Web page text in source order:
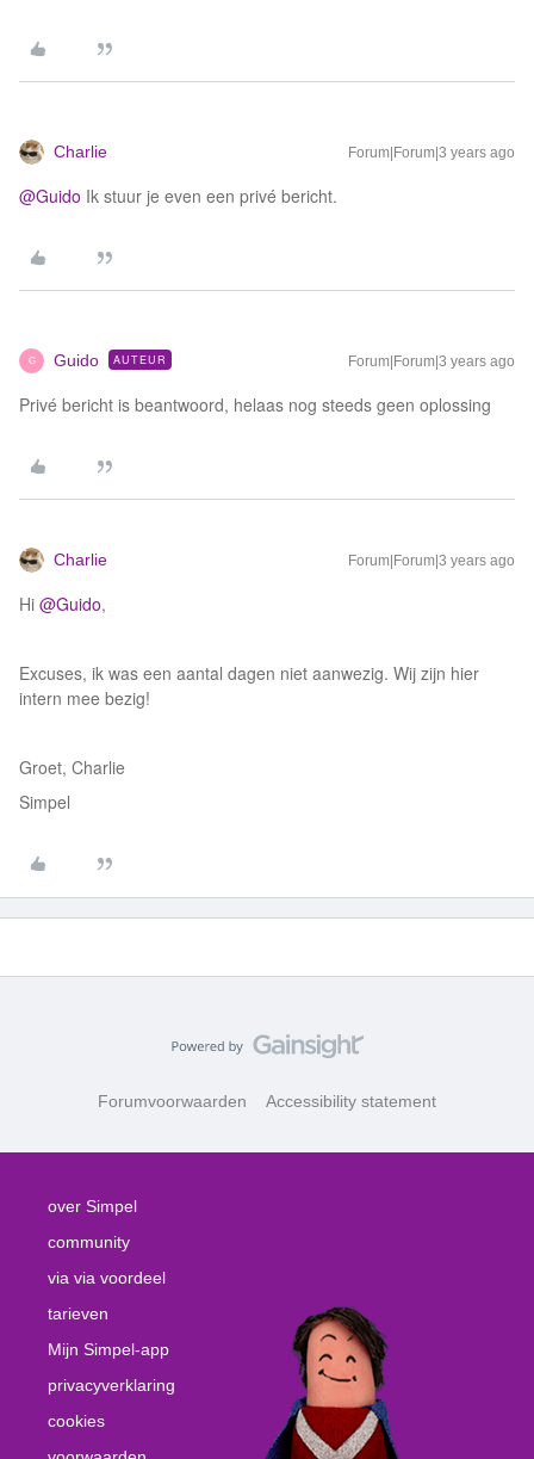
Charlie Forum|Forum|3 years ago
@Guido Ik stuur je even een privé bericht.
G Guido AUTEUR Forum|Forum|3 years ago
Privé bericht is beantwoord, helaas nog steeds geen oplossing
Charlie Forum|Forum|3 years ago
Hi @Guido,
Excuses, ik was een aantal dagen niet aanwezig. Wij zijn hier
intern mee bezig!
Groet, Charlie
Simpel
Forumvoorwaarden Accessibility statement
over Simpel
community
via via voordeel
tarieven
Mijn Simpel-app
privacyverklaring
cookies